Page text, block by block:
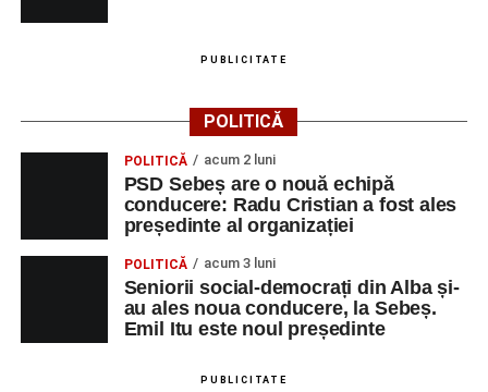
PUBLICITATE
POLITICĂ
POLITICĂ acum 2 luni
PSD Sebeș are o nouă echipă
conducere: Radu Cristian a fost ales
președinte al organizației
POLITICĂ acum 3 luni
Seniorii social-democrați din Alba și-
au ales noua conducere, la Sebeș.
Emil Itu este noul președinte
PUBLICITATE